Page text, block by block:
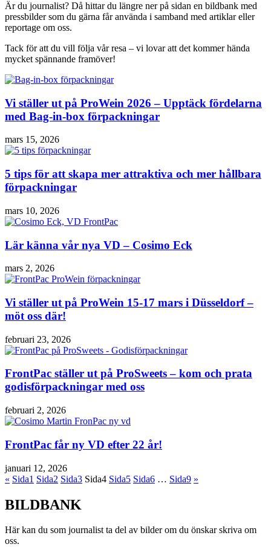
Är du journalist? Då hittar du längre ner på sidan en bildbank med
pressbilder som du gärna får använda i samband med artiklar eller
reportage om oss.
Tack för att du vill följa vår resa – vi lovar att det kommer hända
mycket spännande framöver!
Vi ställer ut på ProWein 2026 – Upptäck fördelarna
med Bag-in-box förpackningar
mars 15, 2026
5 tips för att skapa mer attraktiva och mer hållbara
förpackningar
mars 10, 2026
Lär känna vår nya VD – Cosimo Eck
mars 2, 2026
Vi ställer ut på ProWein 15-17 mars i Düsseldorf –
möt oss där!
februari 23, 2026
FrontPac ställer ut på ProSweets – kom och prata
godisförpackningar med oss
februari 2, 2026
FrontPac får ny VD efter 22 år!
januari 12, 2026
« Sida1 Sida2 Sida3 Sida4 Sida5 Sida6 … Sida9 »
BILDBANK
Här kan du som journalist ta del av bilder om du önskar skriva om
oss.